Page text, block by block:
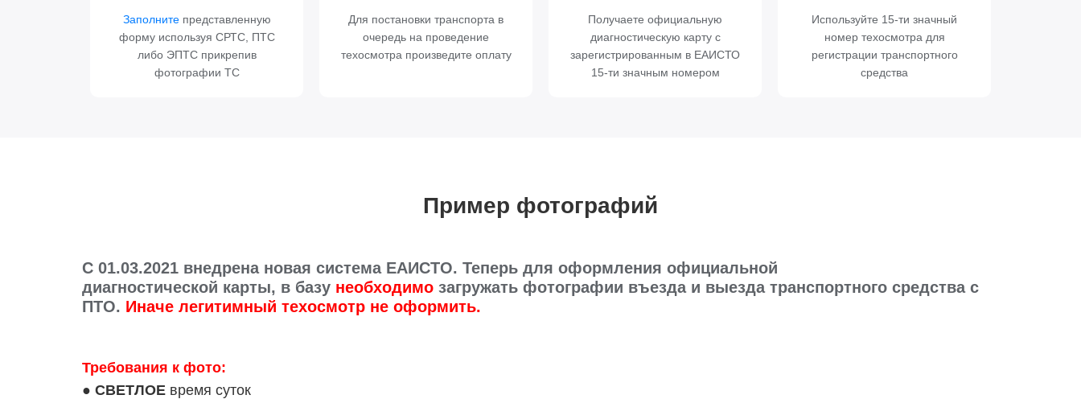
Заполнитепредставленную
форму используя СРТС, ПТС
либо ЭПТС прикрепив
фотографии ТС
Для постановки транспорта в
очередь на проведение
техосмотра произведите оплату
Получаете официальную
диагностическую карту с
зарегистрированным в ЕАИСТО
15-ти значным номером
Используйте 15-ти значный
номер техосмотра для
регистрации транспортного
средства
Пример фотографий
C 01.03.2021 внедрена новая система ЕАИСТО. Теперь для оформления официальной
диагностической карты, в базу необходимо загружать фотографии въезда и выезда транспортного средства с
ПТО. Иначе легитимный техосмотр не оформить.
Требования к фото:
● СВЕТЛОЕ время суток